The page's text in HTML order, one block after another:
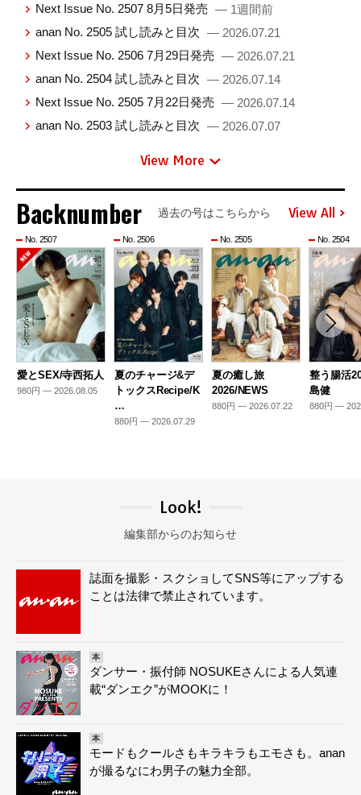
Next Issue No. 2507 8月5日発売 — 1週間前
anan No. 2505 試し読みと目次 — 2026.07.21
Next Issue No. 2506 7月29日発売 — 2026.07.21
anan No. 2504 試し読みと目次 — 2026.07.14
Next Issue No. 2505 7月22日発売 — 2026.07.14
anan No. 2503 試し読みと目次 — 2026.07.07
View More
Backnumber 過去の号はこちらから View All
No. 2507
愛とSEX/寺西拓人
980円 — 2026.08.05
No. 2506
夏のチャージ&デ
トックスRecipe/K
…
880円 — 2026.07.29
No. 2505
夏の癒し旅
2026/NEWS
880円 — 2026.07.22
No. 2504
整う腸活
島健
880円 —
Look!
編集部からのお知らせ
誌面を撮影・スクショしてSNS等にアップする
ことは法律で禁止されています。
本
ダンサー・振付師 NOSUKEさんによる人気連
載“ダンエク”がMOOKに！
本
モードもクールさもキラキラもエモさも。anan
が撮るなにわ男子の魅力全部。